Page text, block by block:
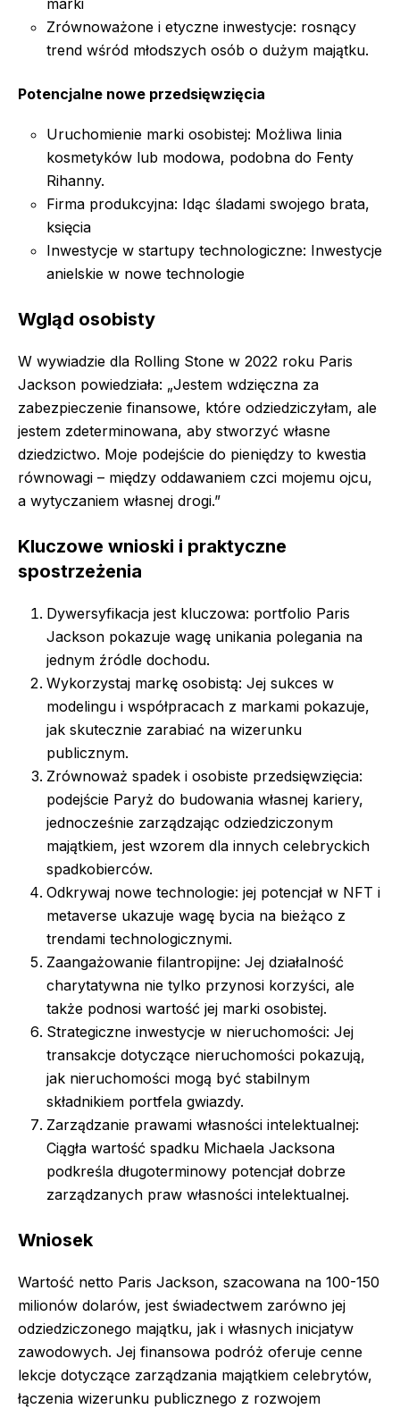
marki
Zrównoważone i etyczne inwestycje: rosnący
trend wśród młodszych osób o dużym majątku.
Potencjalne nowe przedsięwzięcia
Uruchomienie marki osobistej: Możliwa linia
kosmetyków lub modowa, podobna do Fenty
Rihanny.
Firma produkcyjna: Idąc śladami swojego brata,
księcia
Inwestycje w startupy technologiczne: Inwestycje
anielskie w nowe technologie
Wgląd osobisty
W wywiadzie dla Rolling Stone w 2022 roku Paris
Jackson powiedziała: „Jestem wdzięczna za
zabezpieczenie finansowe, które odziedziczyłam, ale
jestem zdeterminowana, aby stworzyć własne
dziedzictwo. Moje podejście do pieniędzy to kwestia
równowagi – między oddawaniem czci mojemu ojcu,
a wytyczaniem własnej drogi.”
Kluczowe wnioski i praktyczne
spostrzeżenia
Dywersyfikacja jest kluczowa: portfolio Paris
Jackson pokazuje wagę unikania polegania na
jednym źródle dochodu.
Wykorzystaj markę osobistą: Jej sukces w
modelingu i współpracach z markami pokazuje,
jak skutecznie zarabiać na wizerunku
publicznym.
Zrównoważ spadek i osobiste przedsięwzięcia:
podejście Paryż do budowania własnej kariery,
jednocześnie zarządzając odziedziczonym
majątkiem, jest wzorem dla innych celebryckich
spadkobierców.
Odkrywaj nowe technologie: jej potencjał w NFT i
metaverse ukazuje wagę bycia na bieżąco z
trendami technologicznymi.
Zaangażowanie filantropijne: Jej działalność
charytatywna nie tylko przynosi korzyści, ale
także podnosi wartość jej marki osobistej.
Strategiczne inwestycje w nieruchomości: Jej
transakcje dotyczące nieruchomości pokazują,
jak nieruchomości mogą być stabilnym
składnikiem portfela gwiazdy.
Zarządzanie prawami własności intelektualnej:
Ciągła wartość spadku Michaela Jacksona
podkreśla długoterminowy potencjał dobrze
zarządzanych praw własności intelektualnej.
Wniosek
Wartość netto Paris Jackson, szacowana na 100-150
milionów dolarów, jest świadectwem zarówno jej
odziedziczonego majątku, jak i własnych inicjatyw
zawodowych. Jej finansowa podróż oferuje cenne
lekcje dotyczące zarządzania majątkiem celebrytów,
łączenia wizerunku publicznego z rozwojem